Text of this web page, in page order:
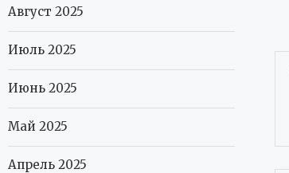
Август 2025
Июль 2025
Июнь 2025
Май 2025
Апрель 2025